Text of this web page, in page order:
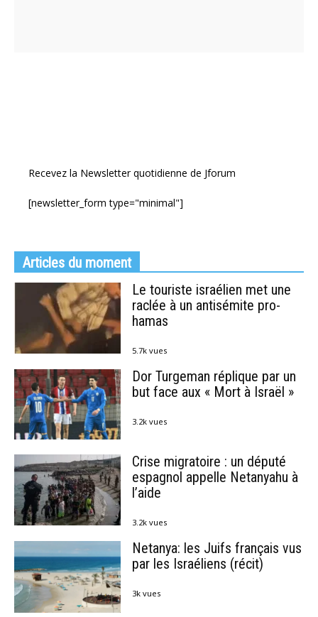
Recevez la Newsletter quotidienne de Jforum
[newsletter_form type="minimal"]
Articles du moment
Le touriste israélien met une
raclée à un antisémite pro-
hamas
5.7k vues
Dor Turgeman réplique par un
but face aux « Mort à Israël »
3.2k vues
Crise migratoire : un député
espagnol appelle Netanyahu à
l’aide
3.2k vues
Netanya: les Juifs français vus
par les Israéliens (récit)
3k vues